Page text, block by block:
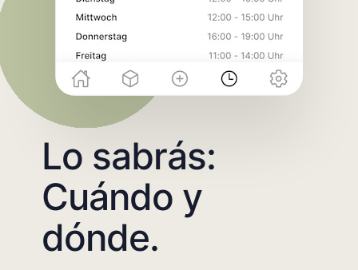
Lo sabrás:
Cuándo y
dónde.